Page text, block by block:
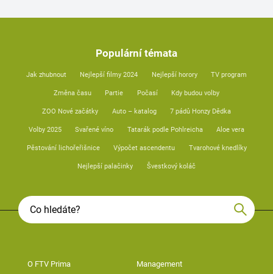
Populární témata
Jak zhubnout Nejlepší filmy 2024 Nejlepší horory TV program
Změna času Partie Počasí Kdy budou volby
ZOO Nové začátky Auto – katalog 7 pádů Honzy Dědka
Volby 2025 Svařené víno Tatarák podle Pohlreicha Aloe vera
Pěstování lichořeřišnice Výpočet ascendentu Tvarohové knedlíky
Nejlepší palačinky Švestkový koláč
O FTV Prima Management